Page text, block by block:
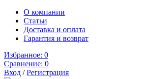
О компании
Статьи
Доставка и оплата
Гарантия и возврат
Избранное: 0
Сравнение: 0
Вход /Регистрация